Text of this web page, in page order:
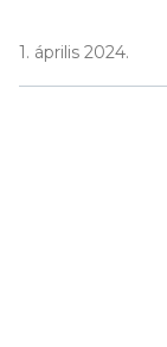
1. április 2024.